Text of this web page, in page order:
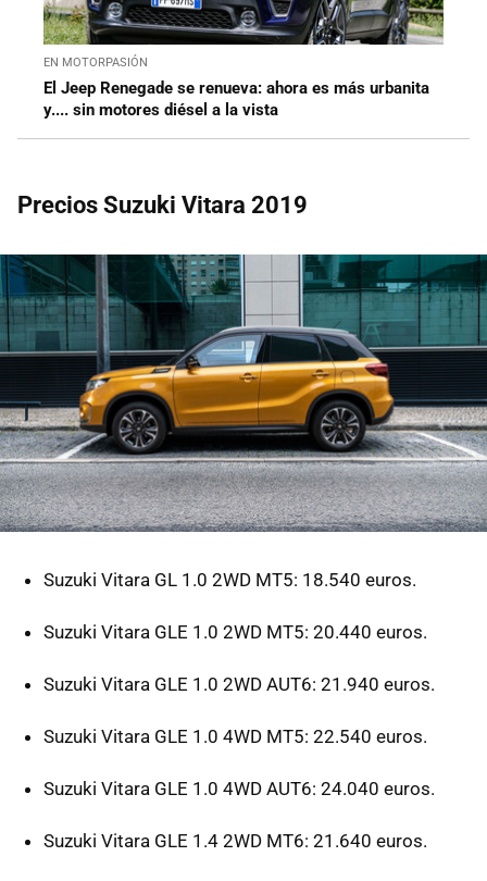
EN MOTORPASIÓN
El Jeep Renegade se renueva: ahora es más urbanita
y.... sin motores diésel a la vista
Precios Suzuki Vitara 2019
Suzuki Vitara GL 1.0 2WD MT5: 18.540 euros.
Suzuki Vitara GLE 1.0 2WD MT5: 20.440 euros.
Suzuki Vitara GLE 1.0 2WD AUT6: 21.940 euros.
Suzuki Vitara GLE 1.0 4WD MT5: 22.540 euros.
Suzuki Vitara GLE 1.0 4WD AUT6: 24.040 euros.
Suzuki Vitara GLE 1.4 2WD MT6: 21.640 euros.